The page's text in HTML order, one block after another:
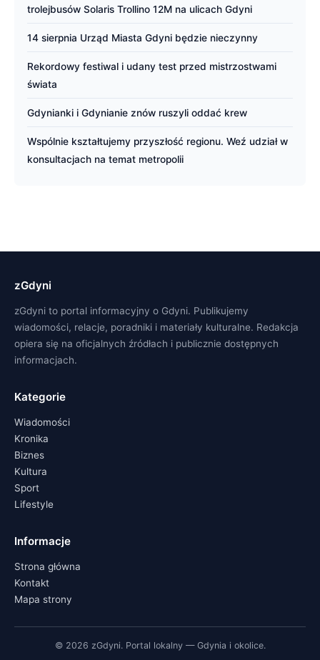
trolejbusów Solaris Trollino 12M na ulicach Gdyni
14 sierpnia Urząd Miasta Gdyni będzie nieczynny
Rekordowy festiwal i udany test przed mistrzostwami
świata
Gdynianki i Gdynianie znów ruszyli oddać krew
Wspólnie kształtujemy przyszłość regionu. Weź udział w
konsultacjach na temat metropolii
zGdyni
zGdyni to portal informacyjny o Gdyni. Publikujemy
wiadomości, relacje, poradniki i materiały kulturalne. Redakcja
opiera się na oficjalnych źródłach i publicznie dostępnych
informacjach.
Kategorie
Wiadomości
Kronika
Biznes
Kultura
Sport
Lifestyle
Informacje
Strona główna
Kontakt
Mapa strony
© 2026 zGdyni. Portal lokalny — Gdynia i okolice.